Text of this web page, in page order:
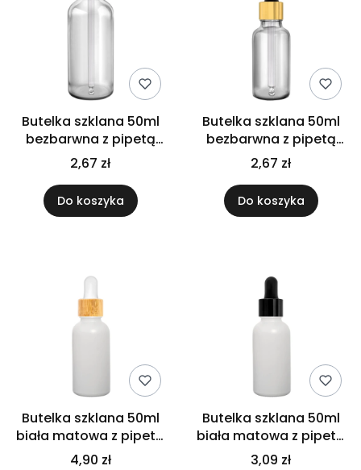
Butelka szklana 50ml
bezbarwna z pipetą
złoto białą
2,67 zł
Do koszyka
Butelka szklana 50ml
bezbarwna z pipetą
złoto czarną
2,67 zł
Do koszyka
Butelka szklana 50ml
biała matowa z pipetą
bambusową
4,90 zł
Butelka szklana 50ml
biała matowa z pipetą
czarną
3,09 zł